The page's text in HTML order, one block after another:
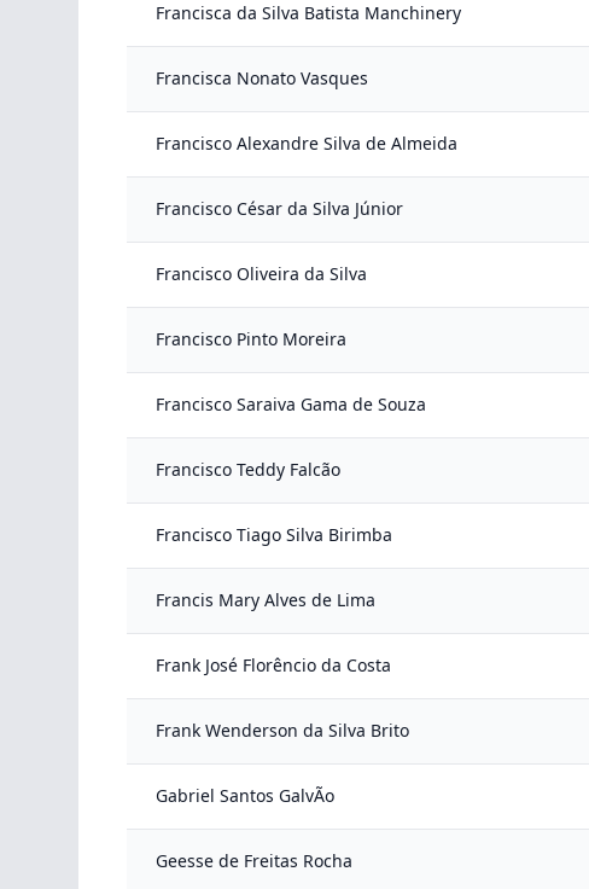
Francisca da Silva Batista Manchinery
Francisca Nonato Vasques
Francisco Alexandre Silva de Almeida
Francisco César da Silva Júnior
Francisco Oliveira da Silva
Francisco Pinto Moreira
Francisco Saraiva Gama de Souza
Francisco Teddy Falcão
Francisco Tiago Silva Birimba
Francis Mary Alves de Lima
Frank José Florêncio da Costa
Frank Wenderson da Silva Brito
Gabriel Santos GalvÃo
Geesse de Freitas Rocha